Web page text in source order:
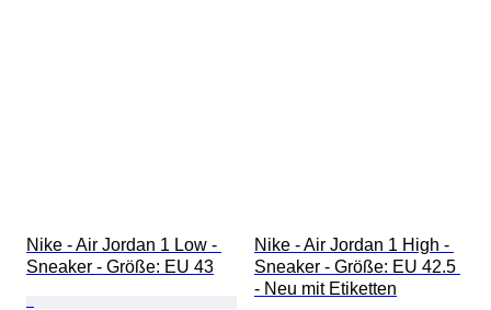
Nike - Air Jordan 1 Low -
Sneaker - Größe: EU 43
Nike - Air Jordan 1 High -
Sneaker - Größe: EU 42.5
- Neu mit Etiketten